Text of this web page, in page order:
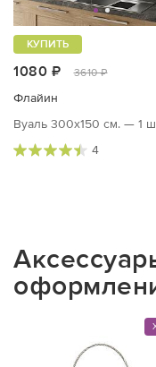
1080 ₽ 3610 ₽
КУПИТЬ
Флайин
Вуаль 300х150 см. — 1
4